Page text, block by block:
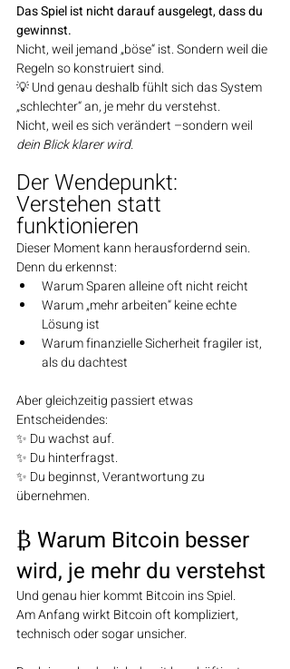
Das Spiel ist nicht darauf ausgelegt, dass du
gewinnst.
Nicht, weil jemand „böse“ ist. Sondern weil die
Regeln so konstruiert sind.
💡 Und genau deshalb fühlt sich das System
„schlechter“ an, je mehr du verstehst.
Nicht, weil es sich verändert –sondern weil
dein Blick klarer wird.
Der Wendepunkt:
Verstehen statt
funktionieren
Dieser Moment kann herausfordernd sein.
Denn du erkennst:
Warum Sparen alleine oft nicht reicht
Warum „mehr arbeiten“ keine echte
Lösung ist
Warum finanzielle Sicherheit fragiler ist,
als du dachtest
Aber gleichzeitig passiert etwas
Entscheidendes:
✨ Du wachst auf.
✨ Du hinterfragst.
✨ Du beginnst, Verantwortung zu
übernehmen.
₿ Warum Bitcoin besser
wird, je mehr du verstehst
Und genau hier kommt Bitcoin ins Spiel.
Am Anfang wirkt Bitcoin oft kompliziert,
technisch oder sogar unsicher.